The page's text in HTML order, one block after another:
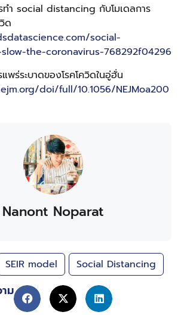
ทำ social distancing กับโมเดลการ
ด
social-
the-coronavirus-768292f04296
พร่ระบาดของโรคโควิดในอู่ฮั่น
doi/full/10.1056/NEJMoa200
Nanont Noparat
SEIR model Social Distancing
ม